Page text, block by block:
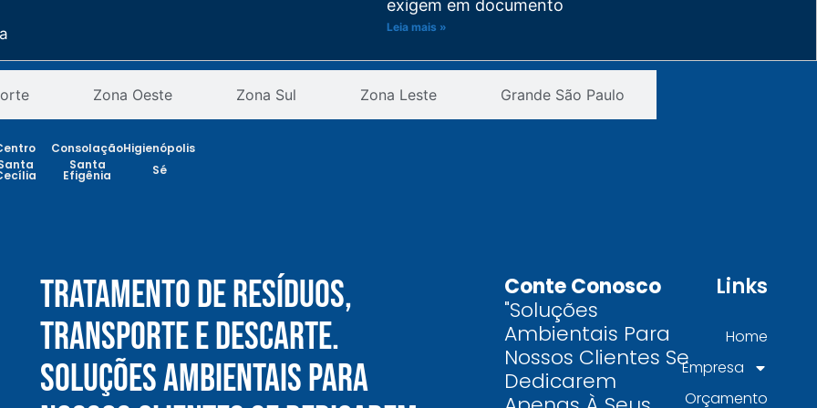
exigem em documento
Leia mais »
prima ou de processo? Seu plano venceu
antes do prazo
Segunda via de CDF: como recuperar a
prova documental que a auditoria pediu
Trocar empresa de coleta de resíduos
Zona Oeste Zona Sul Zona Leste Grande São Paulo
ConsolaçãoHigienópolis
Santa
Efigênia
Sé
Tratamento De Resíduos,
Transporte E Descarte.
Soluções Ambientais Para
Conte Conosco
"Soluções
Ambientais Para
Nossos Clientes Se
Dedicarem
Links
Home
Empresa
Orçamento